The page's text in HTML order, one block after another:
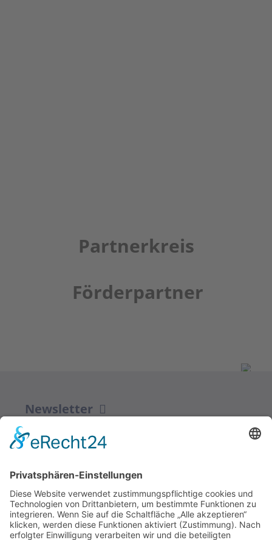
Partnerkreis
Förderpartner
Newsletter
ZUR ANMELDUNG
Redaktion bbkult.net
Centrum Bavaria Bohemia (CeBB)
Dr. Veronika Hofinger